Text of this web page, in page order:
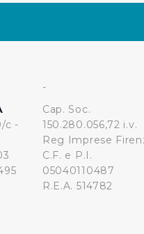
c -
-
Cap. Soc.
150.280.056,72 i.v.
Reg Imprese
C.F. e P.I.
05040110487
R.E.A. 514782